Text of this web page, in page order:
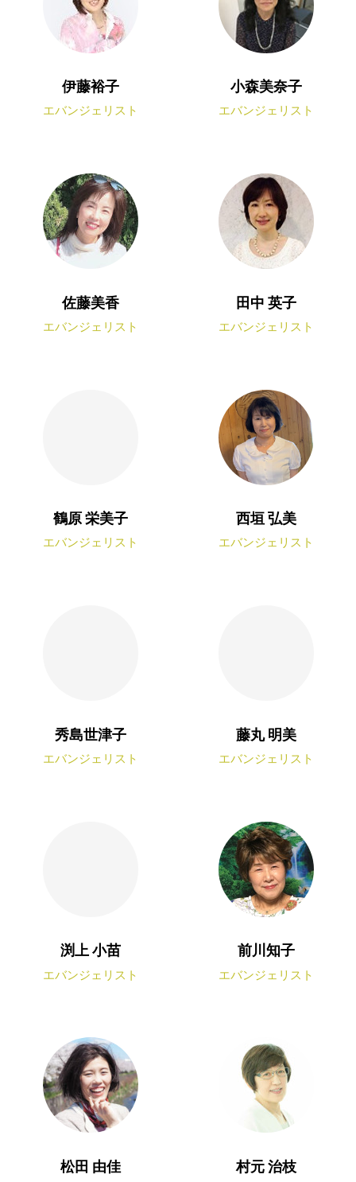
伊藤裕子
エバンジェリスト
小森美奈子
エバンジェリスト
佐藤美香
エバンジェリスト
田中 英子
エバンジェリスト
鶴原 栄美子
エバンジェリスト
西垣 弘美
エバンジェリスト
秀島世津子
エバンジェリスト
藤丸 明美
エバンジェリスト
渕上 小苗
エバンジェリスト
前川知子
エバンジェリスト
松田 由佳 村元 治枝